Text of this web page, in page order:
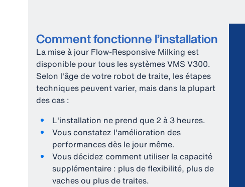
Comment fonctionne l’installation
La mise à jour Flow‑Responsive Milking est
disponible pour tous les systèmes VMS V300.
Selon l'âge de votre robot de traite, les étapes
techniques peuvent varier, mais dans la plupart
des cas :
L'installation ne prend que 2 à 3 heures.
Vous constatez l'amélioration des
performances dès le jour même.
Vous décidez comment utiliser la capacité
supplémentaire : plus de flexibilité, plus de
vaches ou plus de traites.